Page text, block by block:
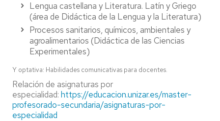
Lengua castellana y Literatura. Latín y Griego
(área de Didáctica de la Lengua y la Literatura)
Procesos sanitarios, químicos, ambientales y
agroalimentarios (Didáctica de las Ciencias
Experimentales)
Y optativa: Habilidades comunicativas para docentes.
Relación de asignaturas por
especialidad: https://educacion.unizar.es/master-
profesorado-secundaria/asignaturas-por-
especialidad